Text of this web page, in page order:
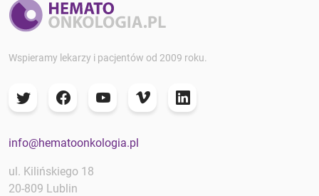
Wspieramy lekarzy i pacjentów od 2009 roku.
info@hematoonkologia.pl
ul. Kilińskiego 18
20-809 Lublin